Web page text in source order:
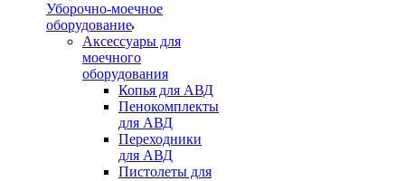
Уборочно-моечное
оборудование
Аксессуары для
моечного
оборудования
Копья для АВД
Пенокомплекты
для АВД
Переходники
для АВД
Пистолеты для